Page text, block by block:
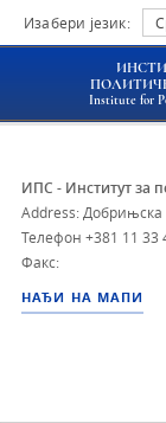
Изабери језик:
Institute for
ИПС - Институт за
Address: Добрињска
Телефон +381 11 33
Факс:
НАЂИ НА МАПИ